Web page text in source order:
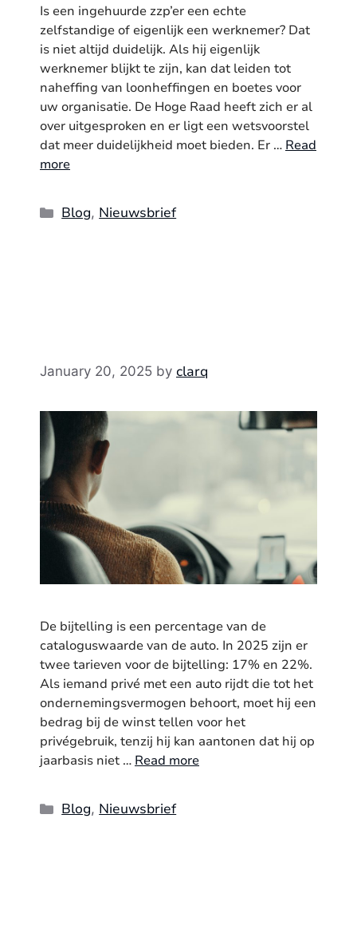
Is een ingehuurde zzp’er een echte
zelfstandige of eigenlijk een werknemer? Dat
is niet altijd duidelijk. Als hij eigenlijk
werknemer blijkt te zijn, kan dat leiden tot
naheffing van loonheffingen en boetes voor
uw organisatie. De Hoge Raad heeft zich er al
over uitgesproken en er ligt een wetsvoorstel
dat meer duidelijkheid moet bieden. Er … Read
more
Categories
Blog, Nieuwsbrief
January 20, 2025 by clarq
De bijtelling is een percentage van de
cataloguswaarde van de auto. In 2025 zijn er
twee tarieven voor de bijtelling: 17% en 22%.
Als iemand privé met een auto rijdt die tot het
ondernemingsvermogen behoort, moet hij een
bedrag bij de winst tellen voor het
privégebruik, tenzij hij kan aantonen dat hij op
jaarbasis niet … Read more
Categories
Blog, Nieuwsbrief